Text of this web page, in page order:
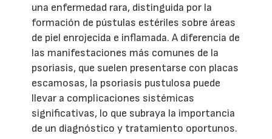
una enfermedad rara, distinguida por la
formación de pústulas estériles sobre áreas
de piel enrojecida e inflamada. A diferencia de
las manifestaciones más comunes de la
psoriasis, que suelen presentarse con placas
escamosas, la psoriasis pustulosa puede
llevar a complicaciones sistémicas
significativas, lo que subraya la importancia
de un diagnóstico y tratamiento oportunos.